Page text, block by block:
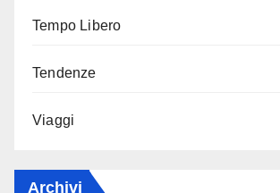
Tempo Libero
Tendenze
Viaggi
Archivi